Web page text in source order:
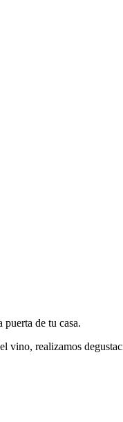
de tu casa.
vino, realizamos